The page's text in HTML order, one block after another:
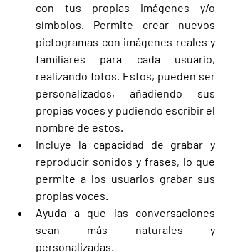
con tus propias imágenes y/o
símbolos. Permite crear nuevos
pictogramas con imágenes reales y
familiares para cada usuario,
realizando fotos. Estos, pueden ser
personalizados, añadiendo sus
propias voces y pudiendo escribir el
nombre de estos.
Incluye la capacidad de grabar y
reproducir sonidos y frases, lo que
permite a los usuarios grabar sus
propias voces.
Ayuda a que las conversaciones
sean más naturales y
personalizadas.